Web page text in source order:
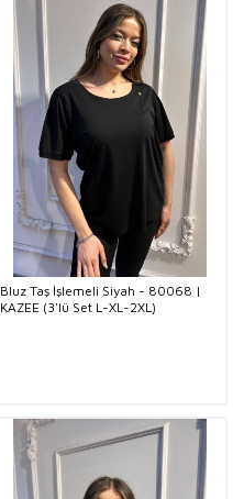
Bluz Taş İşlemeli Siyah - 80068 |
KAZEE (3'lü Set L-XL-2XL)